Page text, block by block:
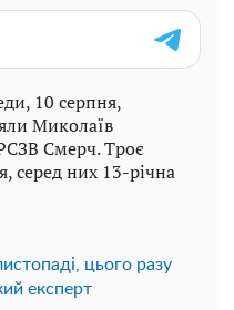
10 серпня,
Миколаїв
Смерч. Троє
серед них 13-річна
цього разу
експерт